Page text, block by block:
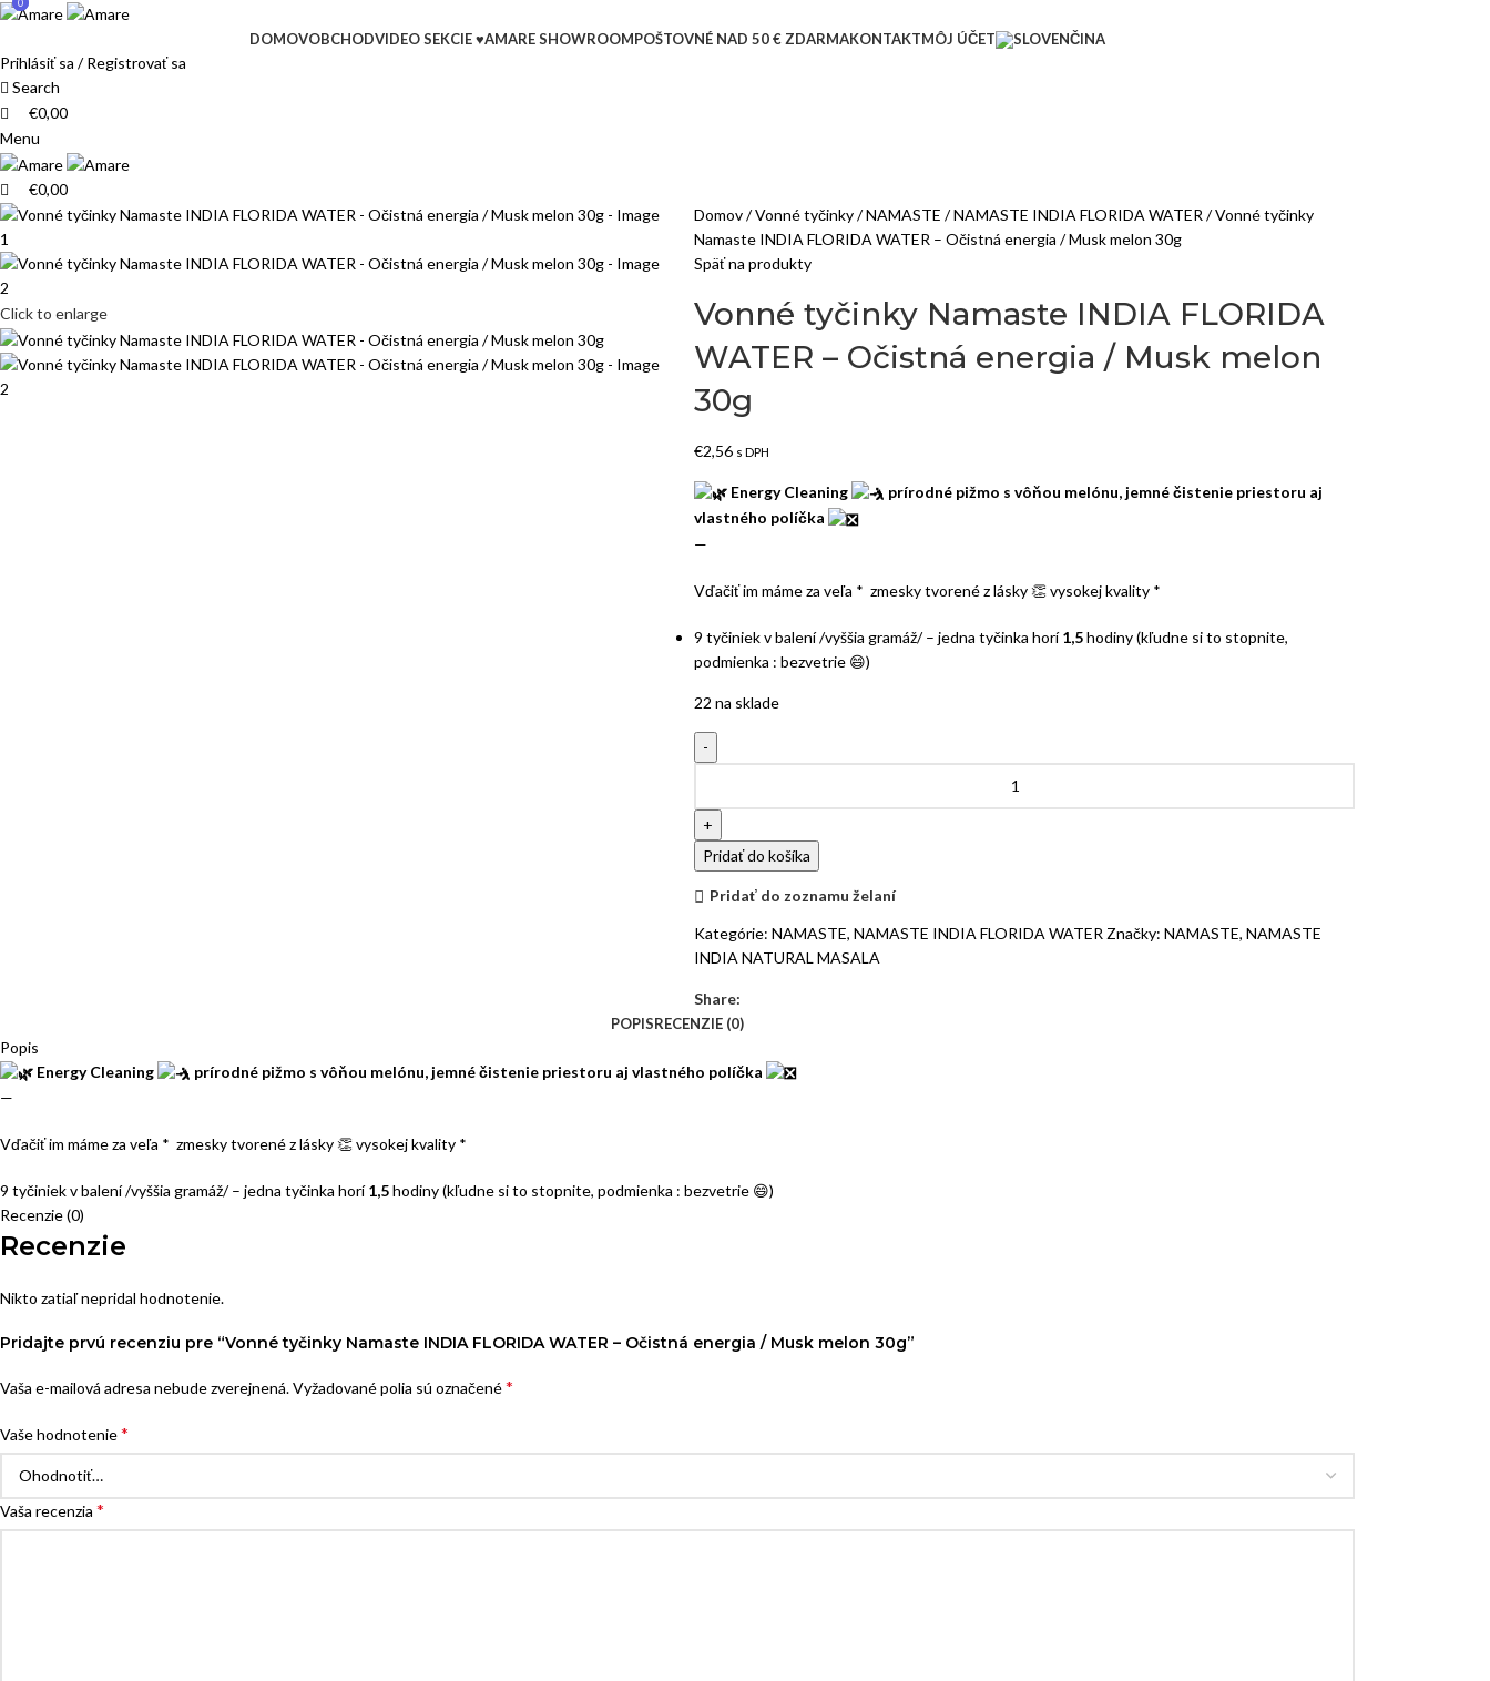
DOMOVOBCHODVIDEO SEKCIE ♥AMARE SHOWROOMPOŠTOVNÉ NAD 50 € ZDARMAKONTAKTMÔJ ÚČET
Prihlásiť sa / Registrovať sa
Search
0
€0,00
Menu
0
€0,00
Click to enlarge
Domov Vonné tyčinky NAMASTE NAMASTE INDIA FLORIDA WATER
Vonné tyčinky
Namaste INDIA FLORIDA WATER – Očistná energia / Musk melon 30g
Späť na produkty
Vonné tyčinky Namaste INDIA FLORIDA
WATER – Očistná energia / Musk melon
30g
€2,56 s DPH
Energy Cleaning
prírodné pižmo s vôňou melónu, jemné čistenie priestoru aj
vlastného políčka
—
Vďačiť im máme za veľa * zmesky tvorené z lásky👏 vysokej kvality *
9 tyčiniek v balení /vyššia gramáž/ – jedna tyčinka horí1,5hodiny (kľudne si to stopnite,
podmienka : bezvetrie 😄)
22 na sklade
Pridať do košíka
Pridať do zoznamu želaní
Kategórie: NAMASTE, NAMASTE INDIA FLORIDA WATER Značky: NAMASTE, NAMASTE
INDIA NATURAL MASALA
Share:
POPISRECENZIE (0)
Popis
Energy Cleaning
prírodné pižmo s vôňou melónu, jemné čistenie priestoru aj vlastného políčka
—
Vďačiť im máme za veľa * zmesky tvorené z lásky👏 vysokej kvality *
9 tyčiniek v balení /vyššia gramáž/ – jedna tyčinka horí1,5hodiny (kľudne si to stopnite, podmienka : bezvetrie 😄)
Recenzie (0)
Recenzie
Nikto zatiaľ nepridal hodnotenie.
Pridajte prvú recenziu pre “Vonné tyčinky Namaste INDIA FLORIDA WATER – Očistná energia / Musk melon 30g”
Vaša e-mailová adresa nebude zverejnená.Vyžadované polia sú označené*
Vaše hodnotenie*
Vaša recenzia *